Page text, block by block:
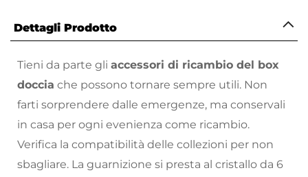
Dettagli Prodotto
Tieni da parte gli accessori di ricambio del box
doccia che possono tornare sempre utili. Non
farti sorprendere dalle emergenze, ma conservali
in casa per ogni evenienza come ricambio.
Verifica la compatibilità delle collezioni per non
sbagliare. La guarnizione si presta al cristallo da 6